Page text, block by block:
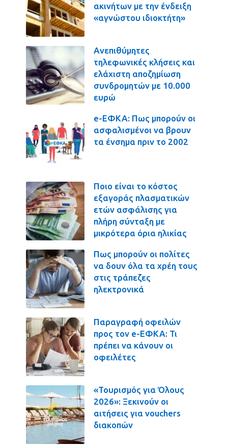
ακινήτων με την ένδειξη
«αγνώστου ιδιοκτήτη»
Ανεπιθύμητες
τηλεφωνικές κλήσεις και
ελάχιστη αποζημίωση
συνδρομητών με 10.000
ευρώ
e-ΕΦΚΑ: Πως μπορούν οι
ασφαλισμένοι να βρουν
τα ένσημα πριν το 2002
Ποιο είναι το κόστος
εξαγοράς πλασματικών
ετών ασφάλισης για
πλήρη σύνταξη με
μικρότερα όρια ηλικίας
Πως μπορούν οι πολίτες
να δουν όλα τα χρέη τους
στις τράπεζες
ηλεκτρονικά
Παραγραφή οφειλών
προς τον e-ΕΦΚΑ: Τι
πρέπει να κάνουν οι
οφειλέτες
«Τουρισμός για Όλους
2026»: Ξεκινούν οι
αιτήσεις για vouchers
διακοπών